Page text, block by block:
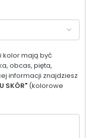
kolor mają być
obcas, pięta,
informacji znajdziesz
SKÓR" (kolorowe